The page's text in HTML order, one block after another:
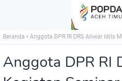
Beranda Anggota DPR RI DRS Anwar Idris
Anggota DPR RI